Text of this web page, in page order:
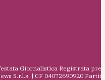
Giornalistica Registrata
S.r.l.s. | CF 04072690920